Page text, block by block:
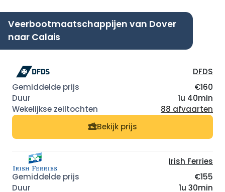
Veerbootmaatschappijen van Dover
naar Calais
DFDS
€160
1u 40min
88 afvaarten
Bekijk prijs
Irish Ferries
€155
1u 30min